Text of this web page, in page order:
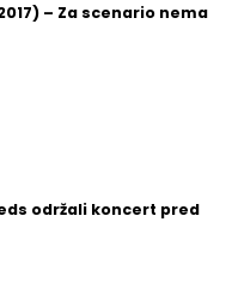
(2017) – Za scenario nema
održali koncert pred